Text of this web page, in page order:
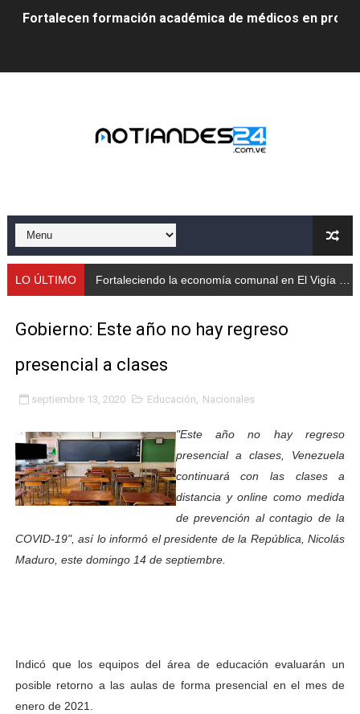
Fortalecen formación académica de médicos en
Fundecem inició con éxito el taller vacacional de
Iniciación al yoga reúne a diversos clubes deportivos
Mincomunas impulsa el autogobierno en Mérida con
Gobernación de Mérida realizó jornada socialista en
Merideños disfrutarán del Plan Agosto Escuelas
Recreación y formación fortalecen la integración
Club "Rápidos de Zea" brilló en el Primer Festival de
84 estudiantes celebraron su graduación en el
Arrancó Plan Vacacional Comunitario Venezuela
Plan Vacacional Venezuela Renace 2026 arrancó con
LO ÚLTIMO Fortaleciendo la economía comunal en El Vigía con microcréditos a emprendedores y
Gobierno: Este año no hay regreso
presencial a clases
septiembre 13, 2020 Educación, Nacionales
"Este año no hay regreso
presencial a clases, Venezuela
continuará con las clases a
distancia y online como medida
de prevención al contagio de la
COVID-19", así lo informó el presidente de la República, Nicolás
Maduro, este domingo 14 de septiembre.
Indicó que los equipos del área de educación evaluarán un
posible retorno a las aulas de forma presencial en el mes de
enero de 2021.